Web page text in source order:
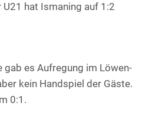
U21 hat Ismaning auf 1:2
gab es Aufregung im Löwen-
kein Handspiel der Gäste.
0:1.